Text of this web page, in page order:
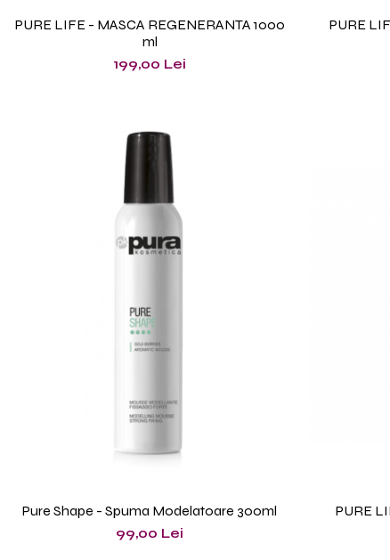
PURE LIFE - MASCA REGENERANTA 1000
ml
199,00 Lei
PURE
Pure Shape - Spuma Modelatoare 300ml
99,00 Lei
PURE